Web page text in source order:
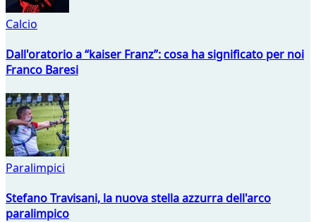
Calcio
Dall'oratorio a “kaiser Franz”: cosa ha significato per noi
Franco Baresi
Paralimpici
Stefano Travisani, la nuova stella azzurra dell'arco
paralimpico